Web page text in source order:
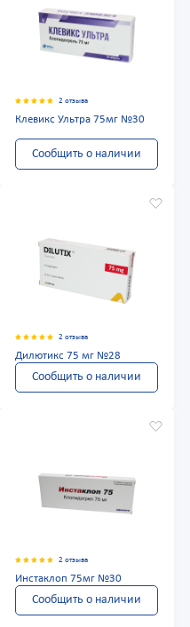
2 отзыва
Клевикс Ультра 75мг №30
Сообщить о наличии
2 отзыва
Дилютикс 75 мг №28
Сообщить о наличии
2 отзыва
Инстаклоп 75мг №30
Сообщить о наличии